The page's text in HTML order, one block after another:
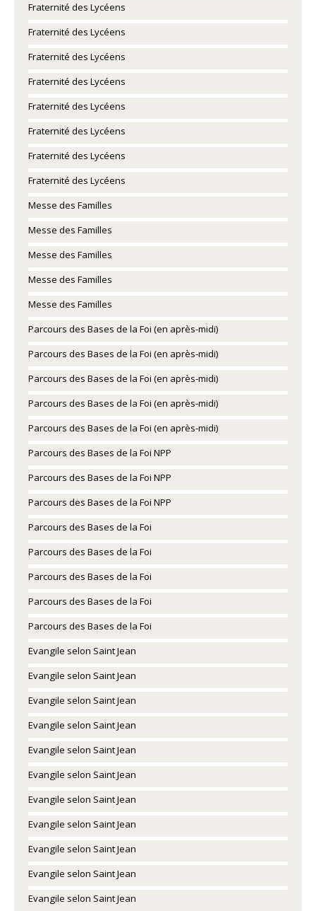
Fraternité des Lycéens
Fraternité des Lycéens
Fraternité des Lycéens
Fraternité des Lycéens
Fraternité des Lycéens
Fraternité des Lycéens
Fraternité des Lycéens
Fraternité des Lycéens
Messe des Familles
Messe des Familles
Messe des Familles
Messe des Familles
Messe des Familles
Parcours des Bases de la Foi (en après-midi)
Parcours des Bases de la Foi (en après-midi)
Parcours des Bases de la Foi (en après-midi)
Parcours des Bases de la Foi (en après-midi)
Parcours des Bases de la Foi (en après-midi)
Parcours des Bases de la Foi NPP
Parcours des Bases de la Foi NPP
Parcours des Bases de la Foi NPP
Parcours des Bases de la Foi
Parcours des Bases de la Foi
Parcours des Bases de la Foi
Parcours des Bases de la Foi
Parcours des Bases de la Foi
Evangile selon Saint Jean
Evangile selon Saint Jean
Evangile selon Saint Jean
Evangile selon Saint Jean
Evangile selon Saint Jean
Evangile selon Saint Jean
Evangile selon Saint Jean
Evangile selon Saint Jean
Evangile selon Saint Jean
Evangile selon Saint Jean
Evangile selon Saint Jean